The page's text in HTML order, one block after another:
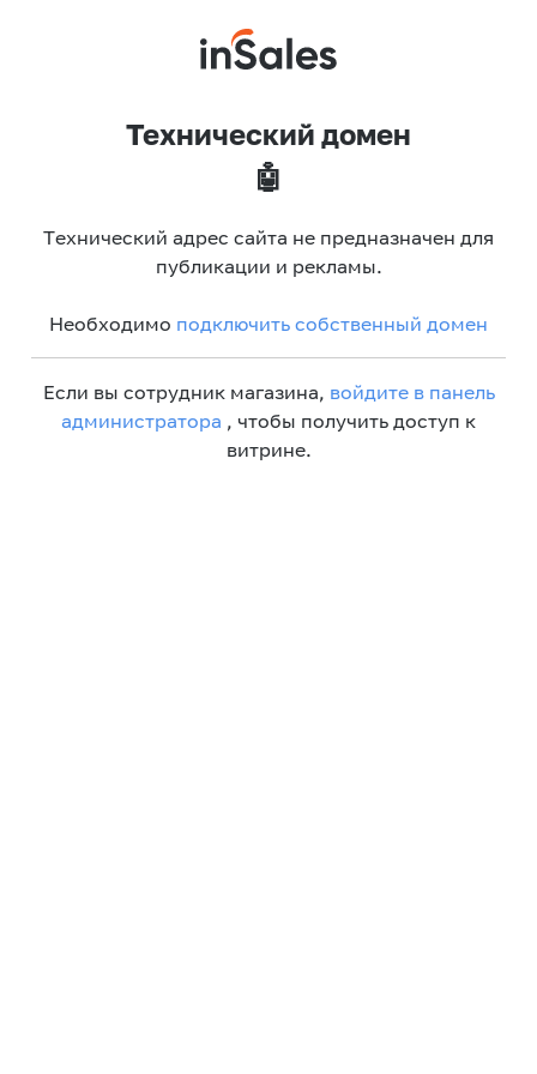
Технический домен
🤖
Технический адрес сайта не предназначен для
публикации и рекламы.
Необходимо подключить собственный домен
Если вы сотрудник магазина, войдите в панель
администратора , чтобы получить доступ к
витрине.